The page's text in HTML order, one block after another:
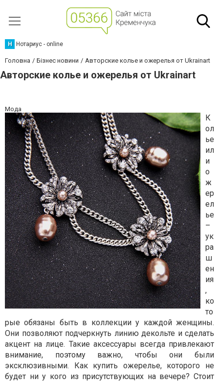
Н Нотариус - online
Головна Бізнес новини Авторские колье и ожерелья от Ukrainart
Авторские колье и ожерелья от Ukrainart
Мода
К
ол
ье
ил
и
о
ж
ер
ел
ье
–
ук
ра
ш
ен
ия
,
ко
то
рые обязаны быть в коллекции у каждой женщины.
Они позволяют подчеркнуть линию декольте и сделать
акцент на лице. Такие аксессуары всегда привлекают
внимание, поэтому важно, чтобы они были
эксклюзивными. Как купить ожерелье, которого не
будет ни у кого из присутствующих на вечере? Стоит